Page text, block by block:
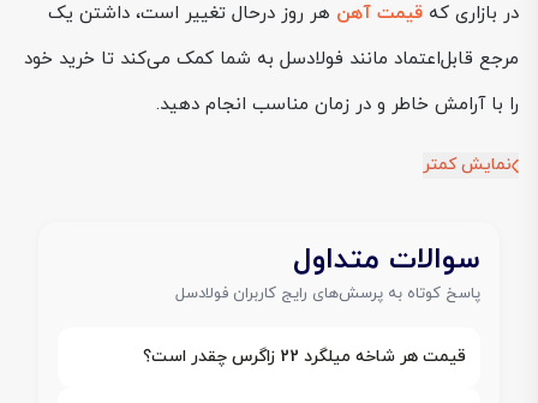
در بازاری که قیمت آهن هر روز درحال تغییر است، داشتن یک
مرجع قابل‌اعتماد مانند فولادسل به شما کمک می‌کند تا خرید خود
را با آرامش خاطر و در زمان مناسب انجام دهید.
نمایش کمتر
سوالات متداول
پاسخ کوتاه به پرسش‌های رایج کاربران فولادسل
قیمت هر شاخه میلگرد 22 زاگرس چقدر است؟